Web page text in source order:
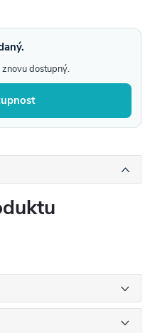
dostupný.